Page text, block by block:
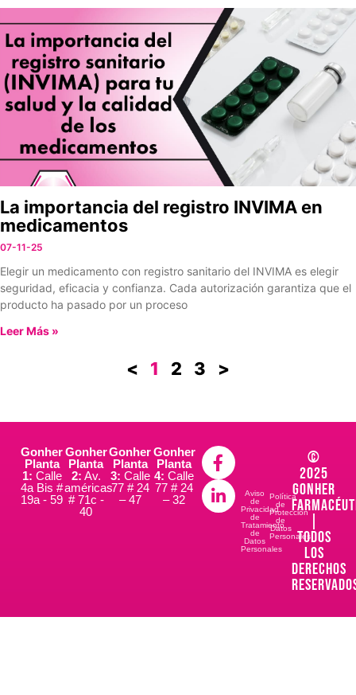
La importancia del registro INVIMA en
medicamentos
07-11-25
Elegir un medicamento con registro sanitario del INVIMA es elegir
seguridad, eficacia y confianza. Cada autorización garantiza que el
producto ha pasado por un proceso
Leer Más »
< 1 2 3 >
Gonher
Planta
1: Calle
4a Bis #
19a - 59
Gonher
Planta
2: Av.
américas
# 71c -
40
Gonher
Planta
3: Calle
77 # 24
– 47
Gonher
Planta
4: Calle
77 # 24
– 32
Aviso
de
Privacidad
de
Tratamiento
de
Datos
Personales
Política
de
Protección
de
Datos
Personales
©
2025
Gonher
Todos
los
derechos